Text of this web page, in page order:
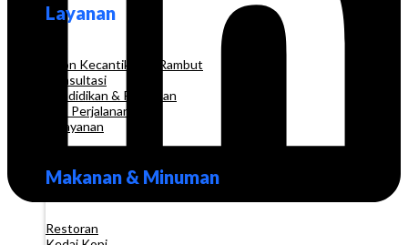
Layanan
Salon Kecantikan & Rambut
Konsultasi
Pendidikan & Pelatihan
Biro Perjalanan
Pelayanan
Makanan & Minuman
Restoran